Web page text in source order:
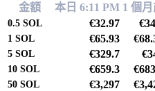
金額 本日 6:11 PM 1 個
0.5 SOL €32.97
1 SOL €65.93
5 SOL €329.7
10 SOL €659.3
50 SOL €3,297